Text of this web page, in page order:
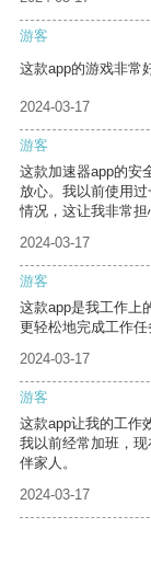
游客
这款app的游戏非常
2024-03-17
游客
这款加速器app的安
放心。我以前使用
情况，这让我非常担
2024-03-17
游客
这款app是我工作上
更轻松地完成工作任
2024-03-17
游客
这款app让我的工作
我以前经常加班，
伴家人。
2024-03-17